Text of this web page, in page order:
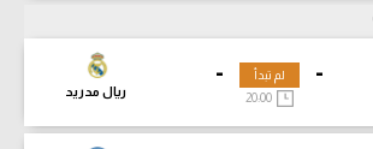
-
-
ريال مدريد
لم تبدأ